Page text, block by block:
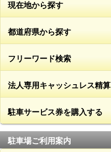
現在地から探す
都道府県から探す
フリーワード検索
法人専用キャッシュレス精算
駐車サービス券を購入する
駐車場ご利用案内